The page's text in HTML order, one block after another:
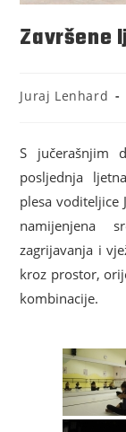
Završene
Juraj Lenhard
S jučerašnjim
posljednja
plesa voditeljice
namijenjena
zagrijavanja i
kroz prostor,
kombinacije.